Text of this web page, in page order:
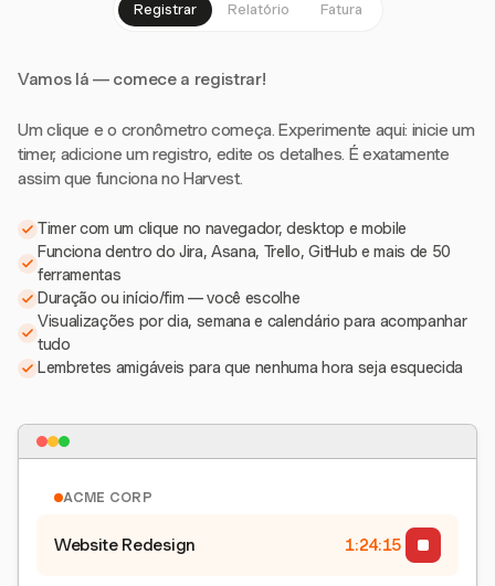
Registrar Relatório Fatura
Vamos lá — comece a registrar!
Um clique e o cronômetro começa. Experimente aqui: inicie um
timer, adicione um registro, edite os detalhes. É exatamente
assim que funciona no Harvest.
Timer com um clique no navegador, desktop e mobile
Funciona dentro do Jira, Asana, Trello, GitHub e mais de 50
ferramentas
Duração ou início/fim — você escolhe
Visualizações por dia, semana e calendário para acompanhar
tudo
Lembretes amigáveis para que nenhuma hora seja esquecida
ACME CORP
Website Redesign 1:24:15